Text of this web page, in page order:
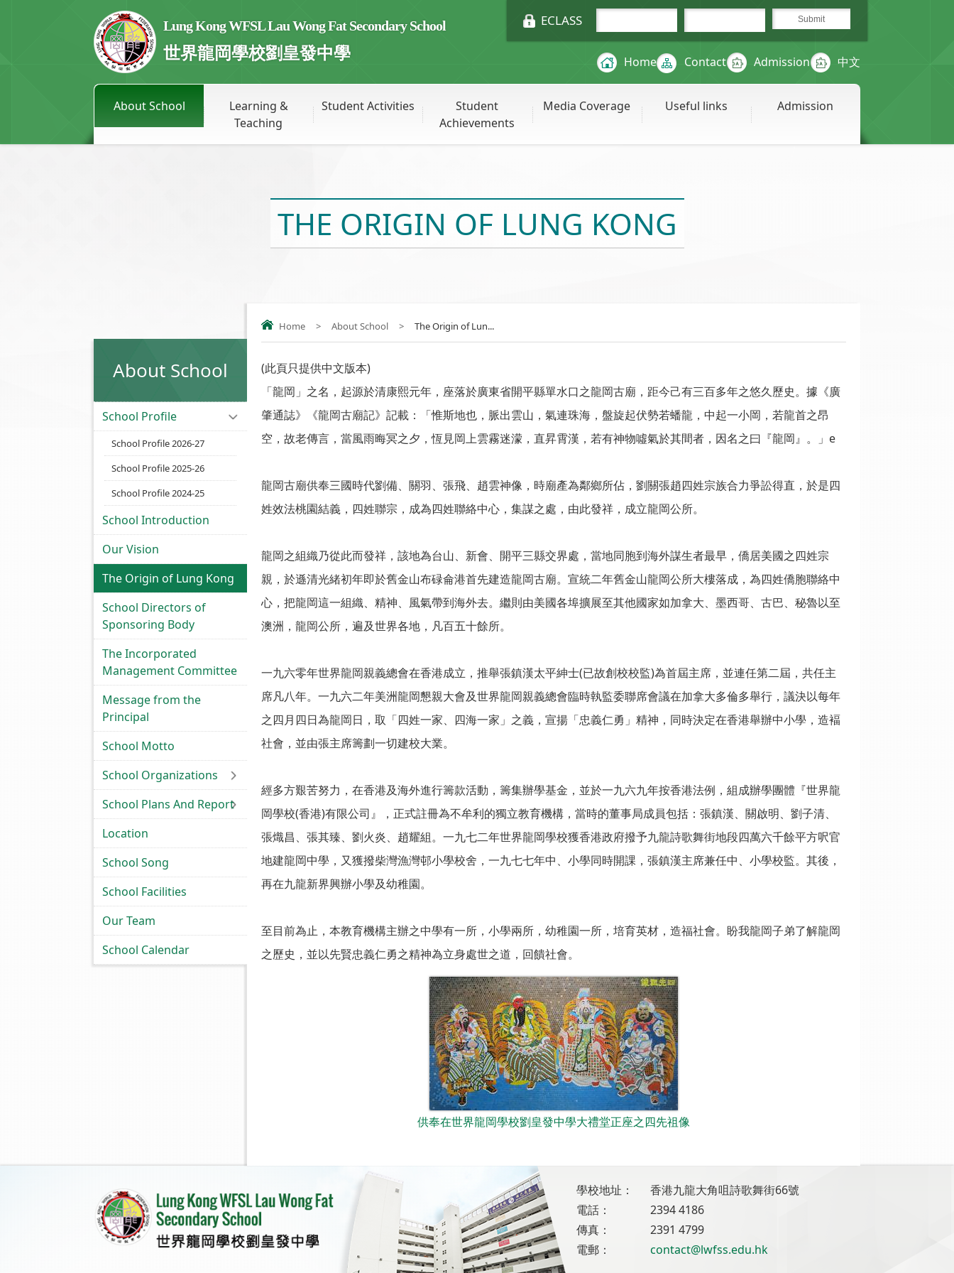
Lung Kong WFSL Lau Wong Fat Secondary School
世界龍岡學校劉皇發中學
ECLASS
Home Contact Admission 中文
About School
Learning &
Teaching
Student Activities
Student
Achievements
Media Coverage Useful links Admission
THE ORIGIN OF LUNG KONG
Home > About School > The Origin of Lun...
(此頁只提供中文版本)
「龍岡」之名，起源於清康熙元年，座落於廣東省開平縣單水口之龍岡古廟，距今己有三百多年之悠久歷史。據《廣
肇通誌》《龍岡古廟記》記載：「惟斯地也，脈出雲山，氣連珠海，盤旋起伏勢若蟠龍，中起一小岡，若龍首之昂
空，故老傳言，當風雨晦冥之夕，恆見岡上雲霧迷濛，直昇霄漢，若有神物噓氣於其間者，因名之曰『龍岡』。」e
龍岡古廟供奉三國時代劉備、關羽、張飛、趙雲神像，時廟產為鄰鄉所佔，劉關張趙四姓宗族合力爭訟得直，於是四
姓效法桃園結義，四姓聯宗，成為四姓聯絡中心，集謀之處，由此發祥，成立龍岡公所。
龍岡之組織乃從此而發祥，該地為台山、新會、開平三縣交界處，當地同胞到海外謀生者最早，僑居美國之四姓宗
親，於遜清光緒初年即於舊金山布碌侖港首先建造龍岡古廟。宣統二年舊金山龍岡公所大樓落成，為四姓僑胞聯絡中
心，把龍岡這一組織、精神、風氣帶到海外去。繼則由美國各埠擴展至其他國家如加拿大、墨西哥、古巴、秘魯以至
澳洲，龍岡公所，遍及世界各地，凡百五十餘所。
一九六零年世界龍岡親義總會在香港成立，推舉張鎮漢太平紳士(已故創校校監)為首屆主席，並連任第二屆，共任主
席凡八年。一九六二年美洲龍岡懇親大會及世界龍岡親義總會臨時執監委聯席會議在加拿大多倫多舉行，議決以每年
之四月四日為龍岡日，取「四姓一家、四海一家」之義，宣揚「忠義仁勇」精神，同時決定在香港舉辦中小學，造褔
社會，並由張主席籌劃一切建校大業。
經多方艱苦努力，在香港及海外進行籌款活動，籌集辦學基金，並於一九六九年按香港法例，組成辦學團體『世界龍
岡學校(香港)有限公司』，正式註冊為不牟利的獨立教育機構，當時的董事局成員包括：張鎮漢、關啟明、劉子清、
張熾昌、張其臻、劉火炎、趙耀組。一九七二年世界龍岡學校獲香港政府撥予九龍詩歌舞街地段四萬六千餘平方呎官
地建龍岡中學，又獲撥柴灣漁灣邨小學校舍，一九七七年中、小學同時開課，張鎮漢主席兼任中、小學校監。其後，
再在九龍新界興辦小學及幼稚園。
至目前為止，本教育機構主辦之中學有一所，小學兩所，幼稚園一所，培育英材，造福社會。盼我龍岡子弟了解龍岡
之歷史，並以先賢忠義仁勇之精神為立身處世之道，回饋社會。
供奉在世界龍岡學校劉皇發中學大禮堂正座之四先祖像
About School
School Profile
School Profile 2026-27
School Profile 2025-26
School Profile 2024-25
School Introduction
Our Vision
The Origin of Lung Kong
School Directors of
Sponsoring Body
The Incorporated
Management Committee
Message from the
Principal
School Motto
School Organizations
School Plans And Report
Location
School Song
School Facilities
Our Team
School Calendar
學校地址：
香港九龍大角咀詩歌舞街66號
電話：
2394 4186
傳真：
2391 4799
電郵：
contact@lwfss.edu.hk